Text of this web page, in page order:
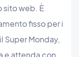
sito web. È
fisso per i
Super Monday,
e attenda con